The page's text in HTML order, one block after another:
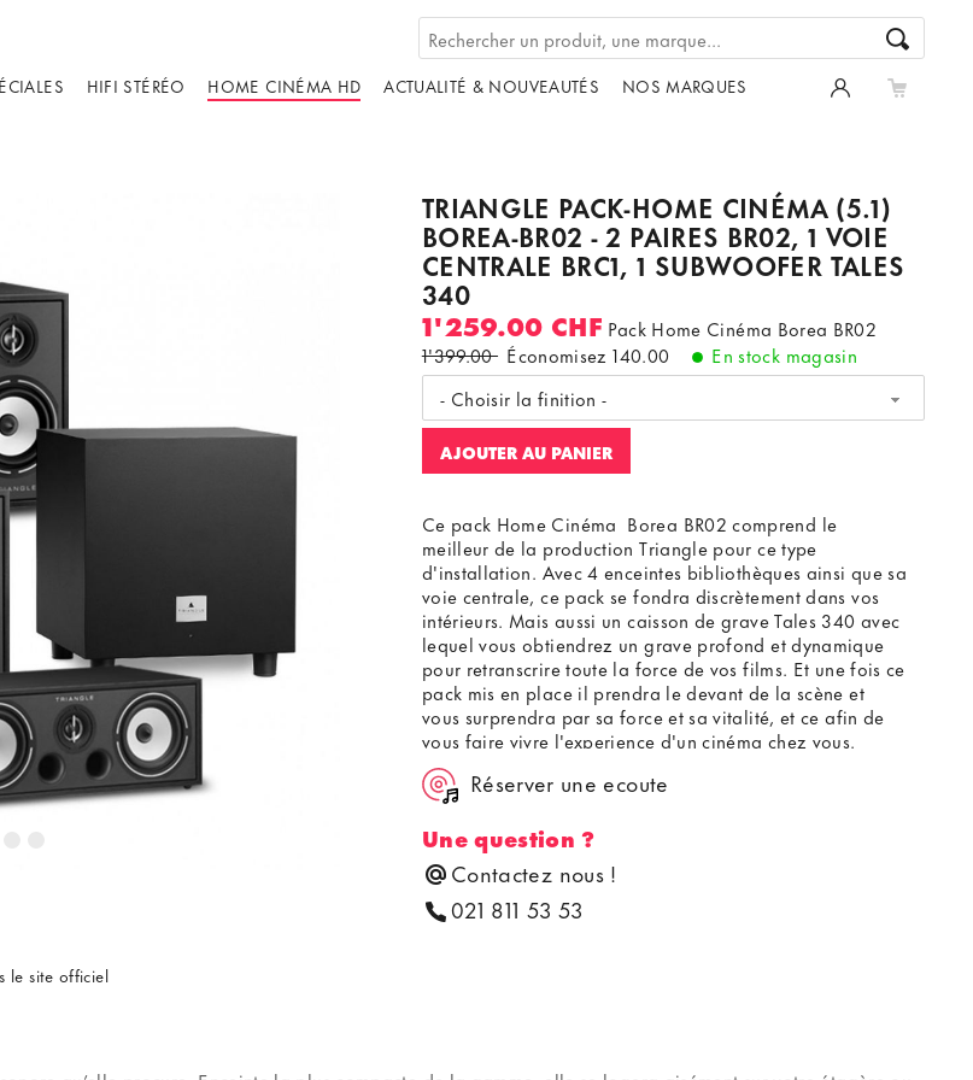
HIFI STÉRÉO HOME CINÉMA HD ACTUALITÉ & NOUVEAUTÉS NOS MARQUES
TRIANGLE PACK-HOME CINÉMA (5.1)
BOREA-BR02 - 2 PAIRES BR02, 1 VOIE
CENTRALE BRC1, 1 SUBWOOFER TALES
340
1'259.00 CHF Pack Home Cinéma Borea BR02
1'399.00 Économisez140.00
En stock magasin
- Choisir la finition -
AJOUTER AU PANIER
Ce pack Home Cinéma Borea BR02 comprend le
meilleur de la production Triangle pour ce type
d'installation. Avec 4 enceintes bibliothèques ainsi que sa
voie centrale, ce pack se fondra discrètement dans vos
intérieurs. Mais aussi un caisson de grave Tales 340 avec
lequel vous obtiendrez un grave profond et dynamique
pour retranscrire toute la force de vos films. Et une fois ce
pack mis en place il prendra le devant de la scène et
vous surprendra par sa force et sa vitalité, et ce afin de
vous faire vivre l'experience d'un cinéma chez vous.
Réserver une ecoute
Une question ?
Contactez nous !
021 811 53 53
le site officiel